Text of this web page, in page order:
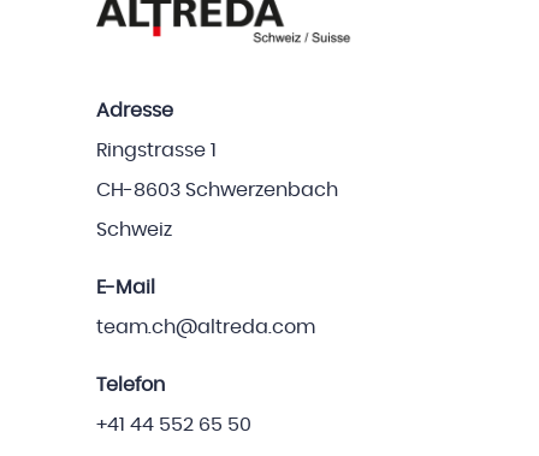
Adresse
Ringstrasse 1
CH-8603 Schwerzenbach
Schweiz
E-Mail
team.ch@altreda.com
Telefon
+41 44 552 65 50